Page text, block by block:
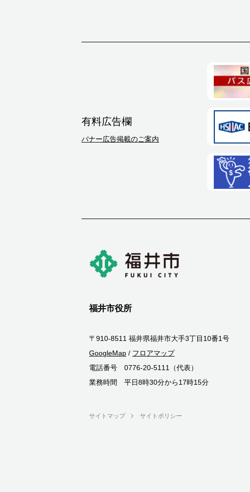
有料広告欄
バナー広告掲載のご案内
福井市役所
〒910-8511 福井県福井市大手3丁目10番1号
GoogleMap / フロアマップ
電話番号 0776-20-5111（代表）
業務時間 平日8時30分から17時15分
サイトマップ サイトポリシー